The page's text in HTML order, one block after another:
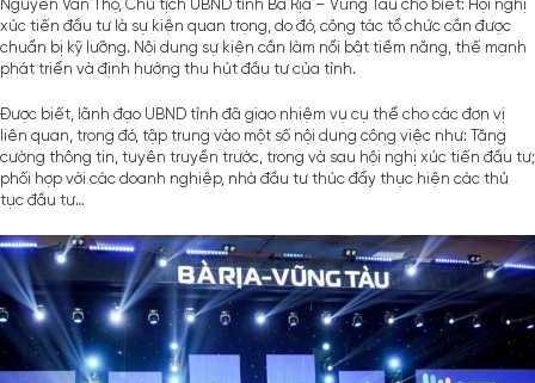
Nguyễn Văn Thọ, Chủ tịch UBND tỉnh Bà Rịa – Vũng Tàu cho biết: Hội nghị
xúc tiến đầu tư là sự kiện quan trọng, do đó, công tác tổ chức cần được
chuẩn bị kỹ lưỡng. Nội dung sự kiện cần làm nổi bật tiềm năng, thế mạnh
phát triển và định hướng thu hút đầu tư của tỉnh.
Được biết, lãnh đạo UBND tỉnh đã giao nhiệm vụ cụ thể cho các đơn vị
liên quan, trong đó, tập trung vào một số nội dung công việc như: Tăng
cường thông tin, tuyên truyền trước, trong và sau hội nghị xúc tiến đầu tư;
phối hợp với các doanh nghiệp, nhà đầu tư thúc đẩy thực hiện các thủ
tục đầu tư…